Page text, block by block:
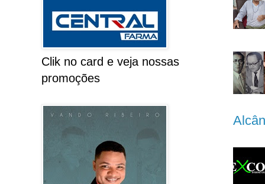
Clik no card e veja nossas
promoções